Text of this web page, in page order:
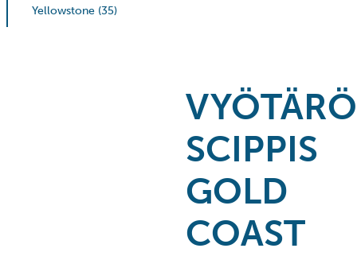
Yellowstone (35)
SCIPPIS
GOLD
COAST